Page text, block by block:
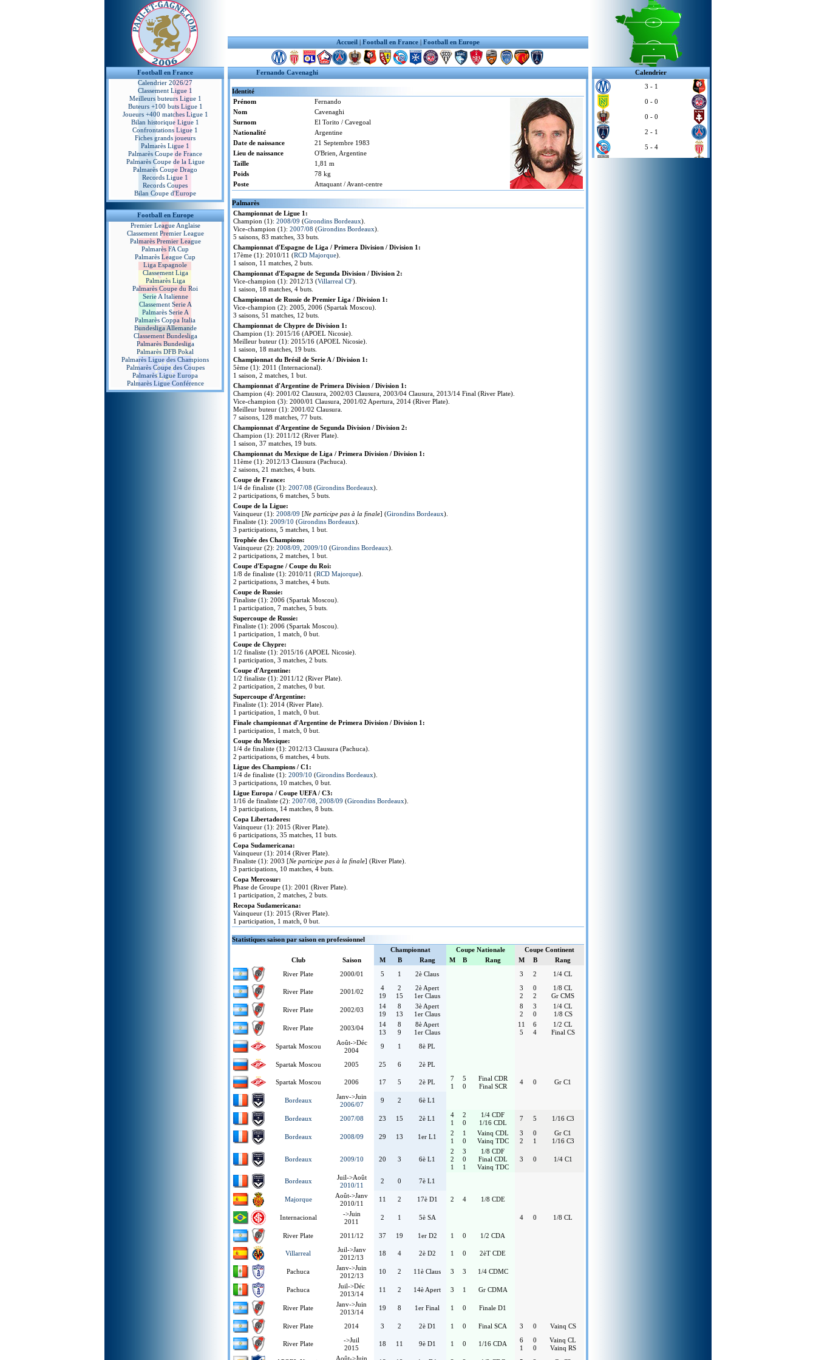
Accueil | Football en France | Football en Europe
Football en France
Calendrier 2026/27
Classement Ligue 1
Meilleurs buteurs Ligue 1
Buteurs +100 buts Ligue 1
Joueurs +400 matches Ligue 1
Bilan historique Ligue 1
Confrontations Ligue 1
Fiches grands joueurs
Palmarès Ligue 1
Palmarès Coupe de France
Palmarès Coupe de la Ligue
Palmarès Coupe Drago
Records Ligue 1
Records Coupes
Bilan Coupe d'Europe
Football en Europe
Premier League Anglaise
Classement Premier League
Palmarès Premier League
Palmarès FA Cup
Palmarès League Cup
Liga Espagnole
Classement Liga
Palmarès Liga
Palmarès Coupe du Roi
Serie A Italienne
Classement Serie A
Palmarès Serie A
Palmarès Coppa Italia
Bundesliga Allemande
Classement Bundesliga
Palmarès Bundesliga
Palmarès DFB Pokal
Palmarès Ligue des Champions
Palmarès Coupe des Coupes
Palmarès Ligue Europa
Palmarès Ligue Conférence
Fernando Cavenaghi
Identité
Prénom
Fernando
Nom
Cavenaghi
Surnom
El Torito / Cavegoal
Nationalité
Argentine
Date de naissance
21 Septembre 1983
Lieu de naissance
O'Brien, Argentine
Taille
1,81 m
Poids
78 kg
Poste
Attaquant / Avant-centre
Palmarès
Championnat de Ligue 1:
Champion (1): 2008/09 (Girondins Bordeaux).
Vice-champion (1): 2007/08 (Girondins Bordeaux).
5 saisons, 83 matches, 33 buts.
Championnat d'Espagne de Liga / Primera Division / Division 1:
17ème (1): 2010/11 (RCD Majorque).
1 saison, 11 matches, 2 buts.
Championnat d'Espagne de Segunda Division / Division 2:
Vice-champion (1): 2012/13 (Villarreal CF).
1 saison, 18 matches, 4 buts.
Championnat de Russie de Premier Liga / Division 1:
Vice-champion (2): 2005, 2006 (Spartak Moscou).
3 saisons, 51 matches, 12 buts.
Championnat de Chypre de Division 1:
Champion (1): 2015/16 (APOEL Nicosie).
Meilleur buteur (1): 2015/16 (APOEL Nicosie).
1 saison, 18 matches, 19 buts.
Championnat du Brésil de Serie A / Division 1:
5ème (1): 2011 (Internacional).
1 saison, 2 matches, 1 but.
Championnat d'Argentine de Primera Division / Division 1:
Champion (4): 2001/02 Clausura, 2002/03 Clausura, 2003/04 Clausura, 2013/14 Final (River Plate).
Vice-champion (3): 2000/01 Clausura, 2001/02 Apertura, 2014 (River Plate).
Meilleur buteur (1): 2001/02 Clausura.
7 saisons, 128 matches, 77 buts.
Championnat d'Argentine de Segunda Division / Division 2:
Champion (1): 2011/12 (River Plate).
1 saison, 37 matches, 19 buts.
Championnat du Mexique de Liga / Primera Division / Division 1:
11ème (1): 2012/13 Clausura (Pachuca).
2 saisons, 21 matches, 4 buts.
Coupe de France:
1/4 de finaliste (1): 2007/08 (Girondins Bordeaux).
2 participations, 6 matches, 5 buts.
Coupe de la Ligue:
Vainqueur (1): 2008/09 [Ne participe pas à la finale] (Girondins Bordeaux).
Finaliste (1): 2009/10 (Girondins Bordeaux).
3 participations, 5 matches, 1 but.
Trophée des Champions:
Vainqueur (2): 2008/09 2009/10 (Girondins Bordeaux).
2 participations, 2 matches, 1 but.
Coupe d'Espagne / Coupe du Roi:
1/8 de finaliste (1): 2010/11 (RCD Majorque).
2 participations, 3 matches, 4 buts.
Coupe de Russie:
Finaliste (1): 2006 (Spartak Moscou).
1 participation, 7 matches, 5 buts.
Supercoupe de Russie:
Finaliste (1): 2006 (Spartak Moscou).
1 participation, 1 match, 0 but.
Coupe de Chypre:
1/2 finaliste (1): 2015/16 (APOEL Nicosie).
1 participation, 3 matches, 2 buts.
Coupe d'Argentine:
1/2 finaliste (1): 2011/12 (River Plate).
2 participation, 2 matches, 0 but.
Supercoupe d'Argentine:
Finaliste (1): 2014 (River Plate).
1 participation, 1 match, 0 but.
Finale championnat d'Argentine de Primera Division / Division 1:
1 participation, 1 match, 0 but.
Coupe du Mexique:
1/4 de finaliste (1): 2012/13 Clausura (Pachuca).
2 participations, 6 matches, 4 buts.
Ligue des Champions / C1:
1/4 de finaliste (1): 2009/10 (Girondins Bordeaux).
3 participations, 10 matches, 0 but.
Ligue Europa / Coupe UEFA / C3:
1/16 de finaliste (2): 2007/08 2008/09 (Girondins Bordeaux).
3 participations, 14 matches, 8 buts.
Copa Libertadores:
Vainqueur (1): 2015 (River Plate).
6 participations, 35 matches, 11 buts.
Copa Sudamericana:
Vainqueur (1): 2014 (River Plate).
Finaliste (1): 2003 [Ne participe pas à la finale] (River Plate).
3 participations, 10 matches, 4 buts.
Copa Mercosur:
Phase de Groupe (1): 2001 (River Plate).
1 participation, 2 matches, 2 buts.
Recopa Sudamericana:
Vainqueur (1): 2015 (River Plate).
1 participation, 1 match, 0 but.
Statistiques saison par saison en professionnel
Championnat
Coupe Nationale
Coupe Continent
Club
Saison M B Rang M B Rang M B
Rang
River Plate
2000/01 5 1 2è Claus 3 2 1/4 CL
River Plate 2001/02
4
19
2
15
2è Apert
1er Claus
3
2
0
2
1/8 CL
Gr CMS
River Plate
2002/03
14
19
8
13
3è Apert
1er Claus
8
2
3
0
1/4 CL
1/8 CS
River Plate
2003/04
14
13
8
9
8è Apert
1er Claus
11
5
6
4
1/2 CL
Final CS
Spartak Moscou
Août->Déc
2004
9 1 8è PL
Spartak Moscou 2005 25 6 2è PL
Spartak Moscou 2006 17 5 2è PL
7
1
5
0
Final CDR
Final SCR
4 0 Gr C1
Bordeaux
Janv->Juin
2006/07
9 2 6è L1
Bordeaux 2007/08 23 15 2è L1
4
1
2
0
1/4 CDF
1/16 CDL
7 5 1/16 C3
Bordeaux 2008/09 29 13 1er L1
2
1
1
0
Vainq CDL
Vainq TDC
3
2
0
1
Gr C1
1/16 C3
Bordeaux 2009/10 20 3 6è L1
2
2
1
3
0
1
1/8 CDF
Final CDL
Vainq TDC
3 0 1/4 C1
Bordeaux
Juil->Août
2010/11
2 0 7è L1
Majorque
Août->Janv
2010/11
11 2 17è D1 2 4 1/8 CDE
Internacional
->Juin
2011
2 1 5è SA 4 0 1/8 CL
River Plate 2011/12 37 19 1er D2 1 0 1/2 CDA
Villarreal
Juil->Janv
2012/13
18 4 2è D2 1 0 2èT CDE
Pachuca
Janv->Juin
2012/13
10 2 11è Claus 3 3 1/4 CDMC
Pachuca
Juil->Déc
2013/14
11 2 14è Apert 3 1 Gr CDMA
River Plate
Janv->Juin
2013/14
19 8 1er Final 1 0 Finale D1
River Plate 2014 3 2 2è D1 1 0 Final SCA 3 0 Vainq CS
River Plate
->Juil
2015
18 11 9è D1 1 0 1/16 CDA
6
1
0
0
Vainq CL
Vainq RS
Août->Juin